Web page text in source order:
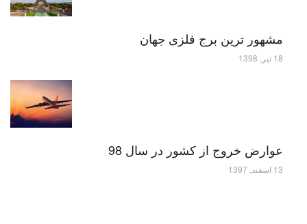
مشهور ترین برج فلزی جهان
18 تیر, 1398
عوارض خروج از کشور در سال 98
13 اسفند, 1397